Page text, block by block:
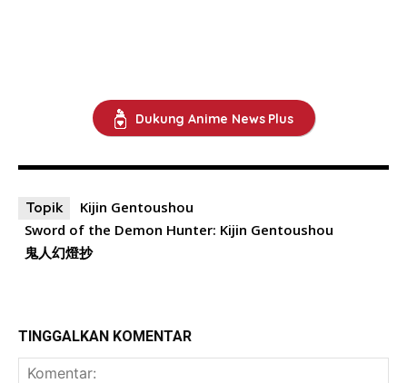
Dukung Anime News Plus
Topik
Kijin Gentoushou
Sword of the Demon Hunter: Kijin Gentoushou
鬼人幻燈抄
TINGGALKAN KOMENTAR